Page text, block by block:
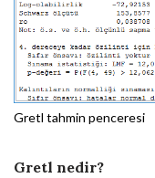
Gretl tahmin penceresi
Gretl nedir?